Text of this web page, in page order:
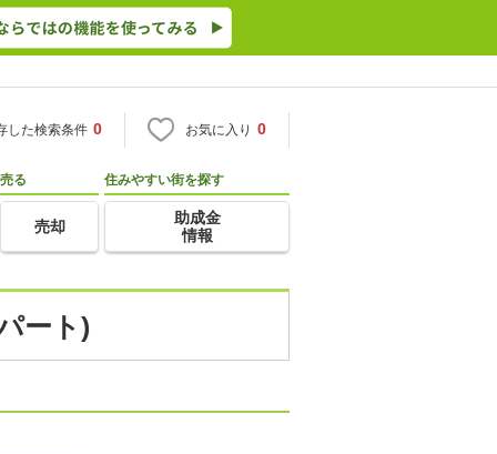
した検索条件 0 お気に入り 0
売る
売却
住みやすい街を探す
助成金
情報
ート)